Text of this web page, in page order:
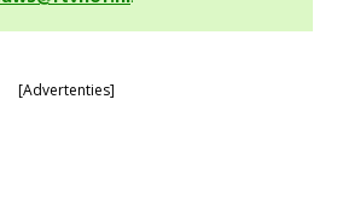
[Advertenties]